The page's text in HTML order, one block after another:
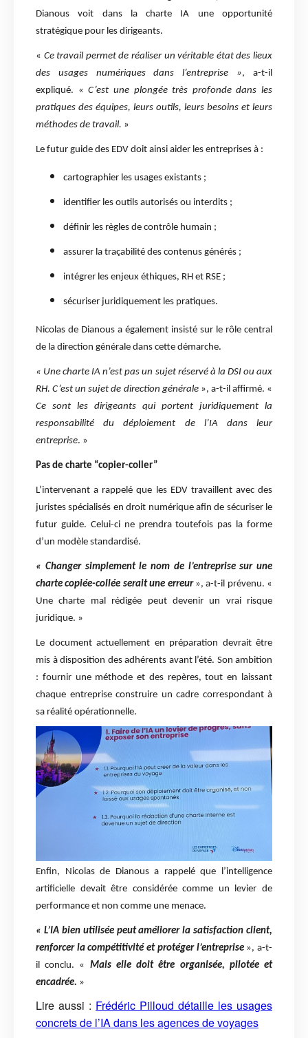
Dianous voit dans la charte IA une opportunité
stratégique pour les dirigeants.
« Ce travail permet de réaliser un véritable état des lieux
des usages numériques dans l’entreprise », a-t-il
expliqué. «C’est une plongée très profonde dans les
pratiques des équipes, leurs outils, leurs besoins et leurs
méthodes de travail. »
Le futur guide des EDV doit ainsi aider les entreprises à :
cartographier les usages existants ;
identifier les outils autorisés ou interdits ;
définir les règles de contrôle humain ;
assurer la traçabilité des contenus générés ;
intégrer les enjeux éthiques, RH et RSE ;
sécuriser juridiquement les pratiques.
Nicolas de Dianous a également insisté sur le rôle central
de la direction générale dans cette démarche.
« Une charte IA n’est pas un sujet réservé à la DSI ou aux
RH. C’est un sujet de direction générale», a-t-il affirmé. «
Ce sont les dirigeants qui portent juridiquement la
responsabilité du déploiement de l’IA dans leur
entreprise. »
Pas de charte “copier-coller”
L’intervenant a rappelé que les EDV travaillent avec des
juristes spécialisés en droit numérique afin de sécuriser le
futur guide. Celui-ci ne prendra toutefois pas la forme
d’un modèle standardisé.
« Changer simplement le nom de l’entreprise sur une
charte copiée-collée serait une erreur», a-t-il prévenu. «
Une charte mal rédigée peut devenir un vrai risque
juridique. »
Le document actuellement en préparation devrait être
mis à disposition des adhérents avant l’été. Son ambition
: fournir une méthode et des repères, tout en laissant
chaque entreprise construire un cadre correspondant à
sa réalité opérationnelle.
Enfin, Nicolas de Dianous a rappelé que l’intelligence
artificielle devait être considérée comme un levier de
performance et non comme une menace.
« L’IA bien utilisée peut améliorer la satisfaction client,
renforcer la compétitivité et protéger l’entreprise », a-t-
il conclu. « Mais elle doit être organisée, pilotée et
encadrée. »
Lire aussi : Frédéric Pilloud détaille les usages
concrets de l’IA dans les agences de voyages